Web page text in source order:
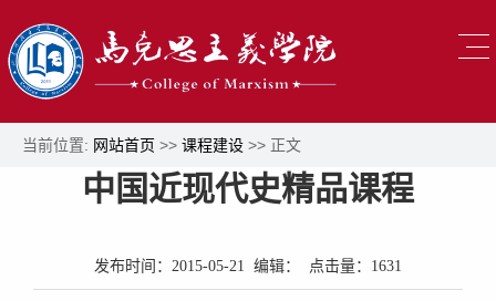
当前位置: 网站首页 >> 课程建设 >> 正文
中国近现代史精品课程
发布时间：2015-05-21 编辑： 点击量： 1631